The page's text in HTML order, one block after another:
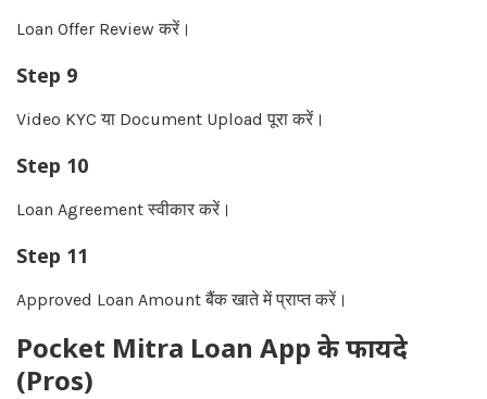
Loan Offer Review करें।
Step 9
Video KYC या Document Upload पूरा करें।
Step 10
Loan Agreement स्वीकार करें।
Step 11
Approved Loan Amount बैंक खाते में प्राप्त करें।
Pocket Mitra Loan App के फायदे
(Pros)